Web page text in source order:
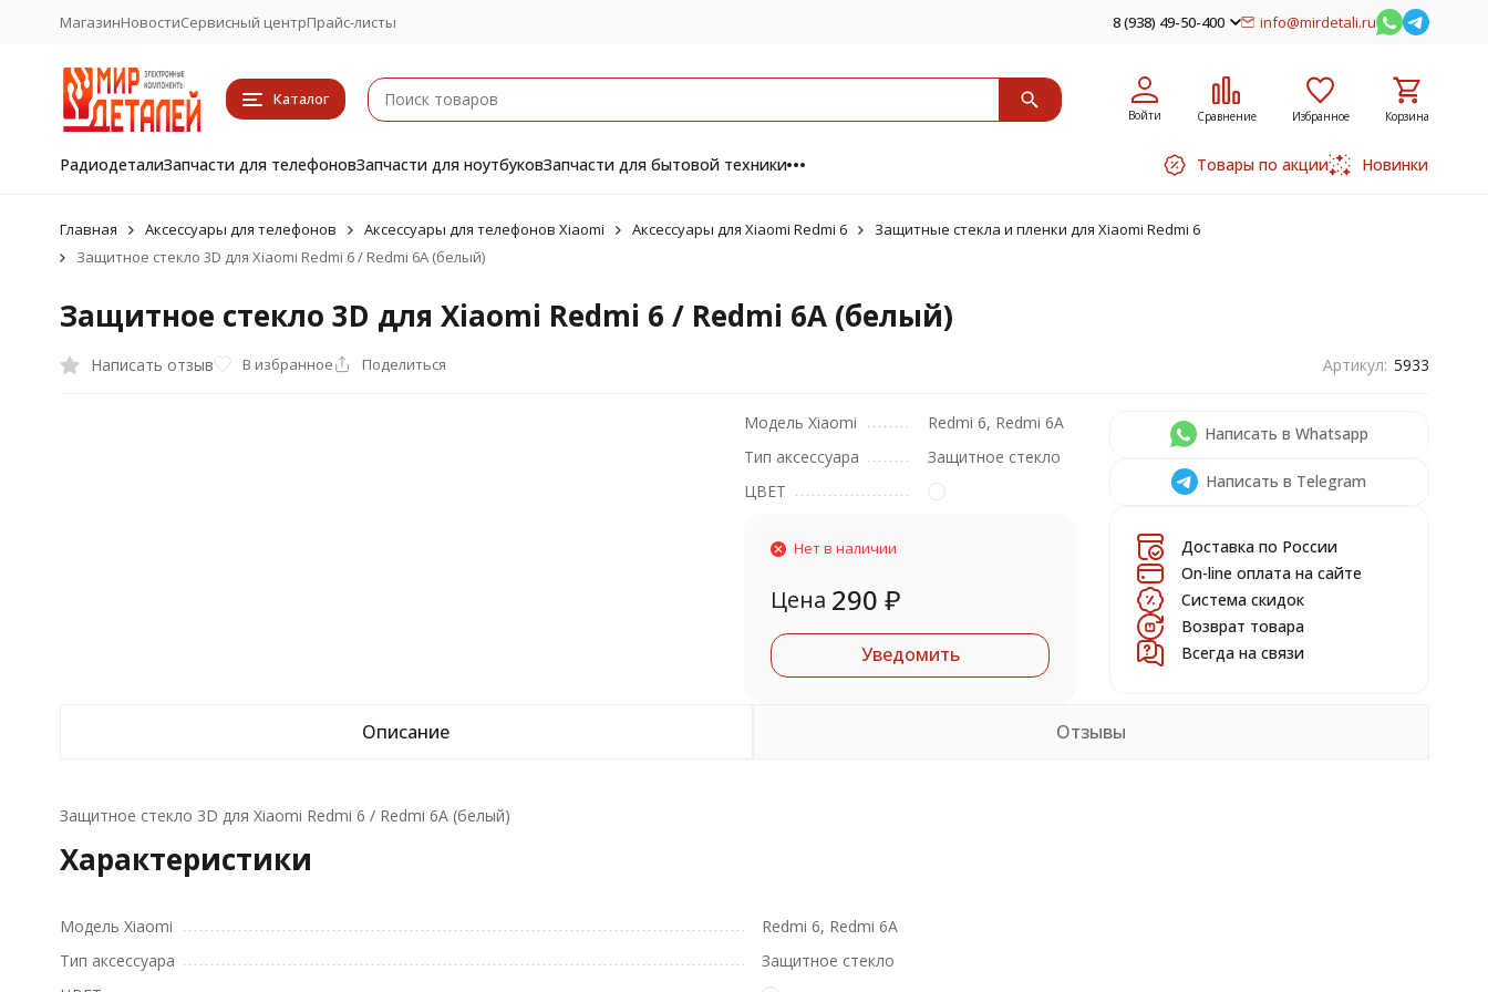
МагазинНовостиСервисный центрПрайс-листы 8 (938) 49-50-400 info@mirdetali.ru
Каталог
Войти Сравнение Избранное Корзина
РадиодеталиЗапчасти для телефоновЗапчасти для ноутбуковЗапчасти для бытовой техники Товары по акции Новинки
Главная Аксессуары для телефонов Аксессуары для телефонов Xiaomi Аксессуары для Xiaomi Redmi 6
Защитные стекла и пленки для Xiaomi Redmi 6
Защитное стекло 3D для Xiaomi Redmi 6 / Redmi 6A (белый)
Защитное стекло 3D для Xiaomi Redmi 6 / Redmi 6A (белый)
Написать отзыв В избранное Поделиться Артикул: 5933
Модель Xiaomi
Redmi 6, Redmi 6A
Тип аксессуара
Защитное стекло
ЦВЕТ
Нет в наличии
Цена 290 ₽
Уведомить
Написать в Whatsapp
Написать в Telegram
Доставка по России
On-line оплата на сайте
Система скидок
Возврат товара
Всегда на связи
Описание Отзывы
Защитное стекло 3D для Xiaomi Redmi 6 / Redmi 6A (белый)
Характеристики
Модель Xiaomi
Redmi 6, Redmi 6A
Тип аксессуара
Защитное стекло